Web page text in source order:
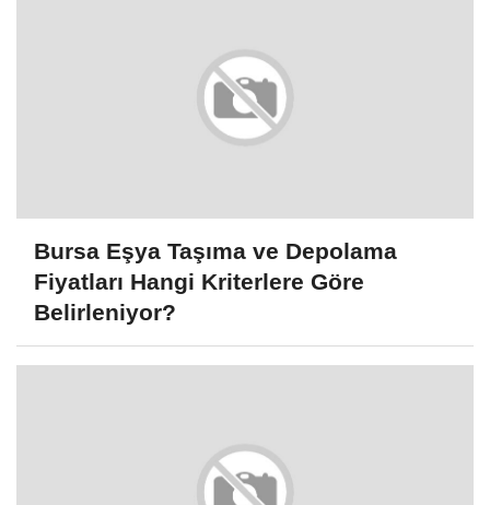
Bursa Eşya Taşıma ve Depolama
Fiyatları Hangi Kriterlere Göre
Belirleniyor?